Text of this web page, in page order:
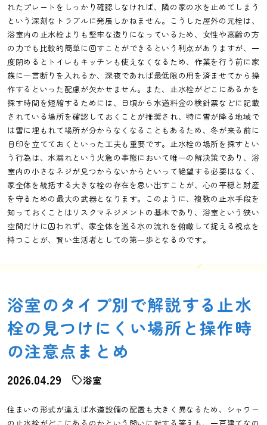
れたプレートをしっかり確認しなければ、隣の家の水を止めてしまう
という深刻なトラブルに発展しかねません。こうした屋外の元栓は、
浴室内の止水栓よりも堅牢な造りになっているため、女性や高齢の方
の力でも比較的簡単に回すことができるという利点がありますが、一
度閉めるとトイレもキッチンも使えなくなるため、作業を行う前に家
族に一言断りを入れるか、深夜であれば最低限の用を済ませてから操
作するといった配慮が欠かせません。また、止水栓がどこにあるかを
探す時間を短縮するためには、日頃から水道料金の検針票などに記載
されている場所を確認しておくことが推奨され、特に雪が降る地域で
は雪に埋もれて場所が分からなくなることもあるため、冬が来る前に
目印を立てておくといった工夫も重要です。止水栓の場所を探すとい
う行為は、水漏れという火急の事態において唯一の解決策であり、浴
室内の小さなネジが見つからないからといって絶望する必要はなく、
家全体を統括する大きな栓の存在を思い出すことが、心の平穏と財産
を守るための最大の武器となります。このように、複数の止水手段を
知っておくことはリスクマネジメントの基本であり、浴室という狭い
空間だけに囚われず、家全体を巡る水の流れを俯瞰して捉える視点を
持つことが、賢い生活者としての第一歩となるのです。
浴室のタイプ別で解説する止水
栓の見つけにくい場所と操作時
の注意点まとめ
2026.04.29 浴室
住まいの形式が違えば水道設備の配置も大きく異なるため、シャワー